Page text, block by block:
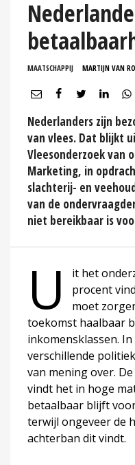
MAATSCHAPPIJ MARTIJN VAN
Nederlanders zijn
van vlees. Dat blijkt
Vleesonderzoek van
Marketing, in
slachterij- en
van de
niet bereikbaar is
U
it het
procent
moet
toekomst haalbaar
inkomensklassen.
verschillende
van mening over.
vindt het in hoge
betaalbaar blijft
terwijl ongeveer de
achterban dit vindt.